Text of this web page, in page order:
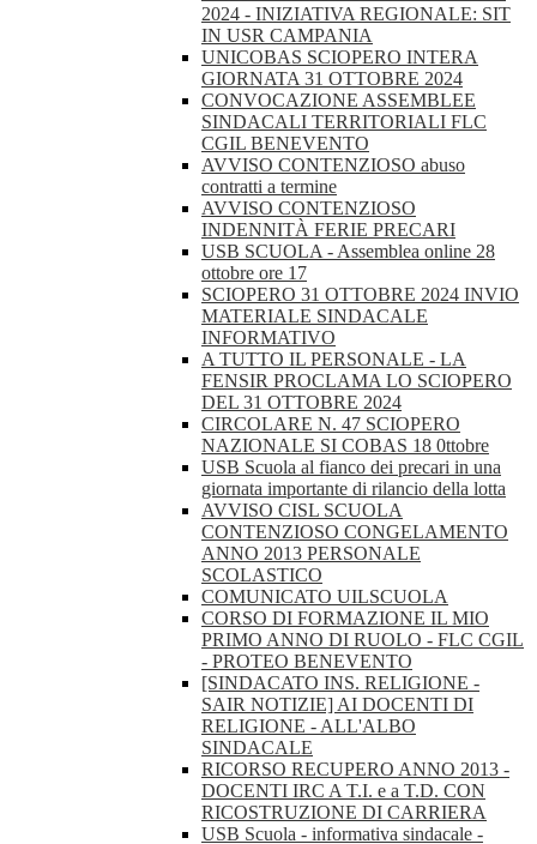
2024 - INIZIATIVA REGIONALE: SIT
IN USR CAMPANIA
UNICOBAS SCIOPERO INTERA
GIORNATA 31 OTTOBRE 2024
CONVOCAZIONE ASSEMBLEE
SINDACALI TERRITORIALI FLC
CGIL BENEVENTO
AVVISO CONTENZIOSO abuso
contratti a termine
AVVISO CONTENZIOSO
INDENNITÀ FERIE PRECARI
USB SCUOLA - Assemblea online 28
ottobre ore 17
SCIOPERO 31 OTTOBRE 2024 INVIO
MATERIALE SINDACALE
INFORMATIVO
A TUTTO IL PERSONALE - LA
FENSIR PROCLAMA LO SCIOPERO
DEL 31 OTTOBRE 2024
CIRCOLARE N. 47 SCIOPERO
NAZIONALE SI COBAS 18 0ttobre
USB Scuola al fianco dei precari in una
giornata importante di rilancio della lotta
AVVISO CISL SCUOLA
CONTENZIOSO CONGELAMENTO
ANNO 2013 PERSONALE
SCOLASTICO
COMUNICATO UILSCUOLA
CORSO DI FORMAZIONE IL MIO
PRIMO ANNO DI RUOLO - FLC CGIL
- PROTEO BENEVENTO
[SINDACATO INS. RELIGIONE -
SAIR NOTIZIE] AI DOCENTI DI
RELIGIONE - ALL'ALBO
SINDACALE
RICORSO RECUPERO ANNO 2013 -
DOCENTI IRC A T.I. e a T.D. CON
RICOSTRUZIONE DI CARRIERA
USB Scuola - informativa sindacale -